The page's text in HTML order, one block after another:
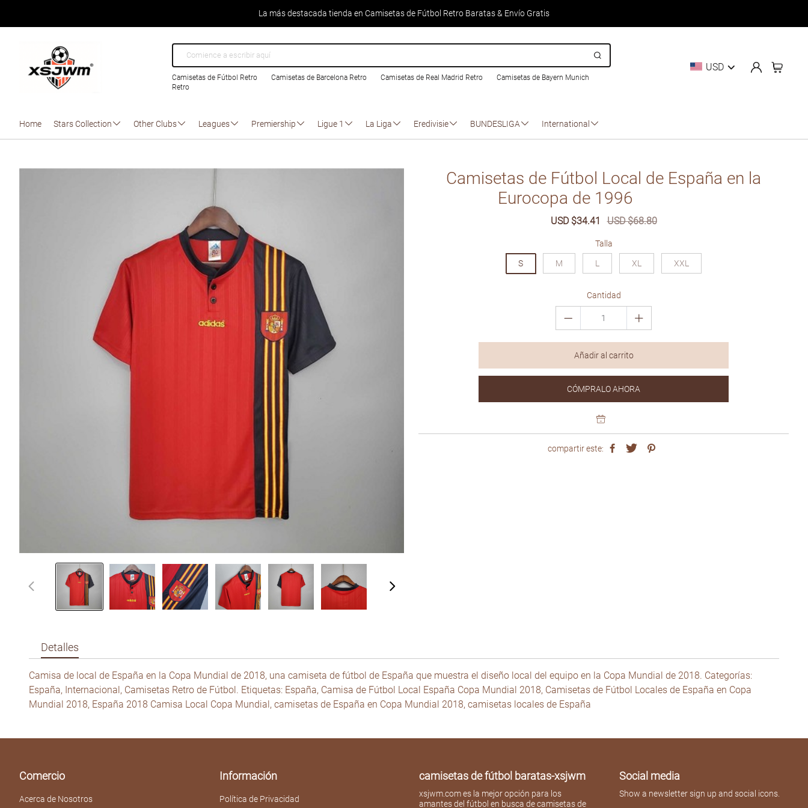
La más destacada tienda en Camisetas de Fútbol Retro Baratas & Envío Gratis
Camisetas de Fútbol Retro Camisetas de Barcelona Retro Camisetas de Real Madrid Retro
Camisetas de Bayern Munich
Retro
USD
Home Stars Collection Other Clubs Leagues Premiership Ligue 1 La Liga Eredivisie BUNDESLIGA International
Camisetas de Fútbol Local de España en la
Eurocopa de 1996
Sale
USD $34.41
Regular
USD $68.80
Talla
S M L XL XXL
Cantidad
Añadir al carrito
CÓMPRALO AHORA
compartir este:
Detalles
Camisa de local de España en la Copa Mundial de 2018, una camiseta de fútbol de España que muestra el diseño local del equipo en la Copa Mundial de 2018. Categorías:
España, Internacional, Camisetas Retro de Fútbol. Etiquetas: España, Camisa de Fútbol Local España Copa Mundial 2018, Camisetas de Fútbol Locales de España en Copa
Mundial 2018, España 2018 Camisa Local Copa Mundial, camisetas de España en Copa Mundial 2018, camisetas locales de España
Comercio
Acerca de Nosotros
Información
Política de Privacidad
camisetas de fútbol baratas-xsjwm
xsjwm.com es la mejor opción para los
amantes del fútbol en busca de camisetas de
Social media
Show a newsletter sign up and social icons.